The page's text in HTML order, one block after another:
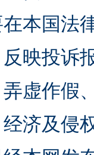
本国法
反映投诉
虚作假
经济及侵